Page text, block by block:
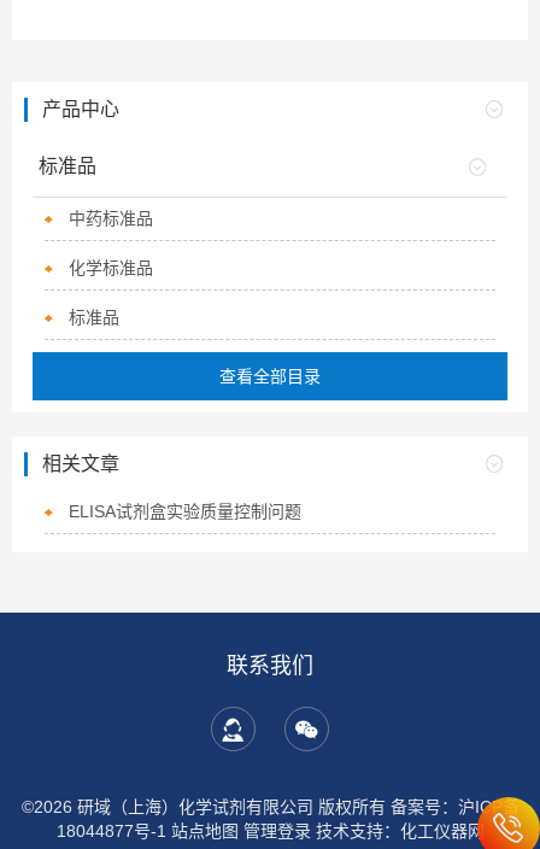
产品中心
标准品
中药标准品
化学标准品
标准品
查看全部目录
相关文章
ELISA试剂盒实验质量控制问题
联系我们
©2026 研域（上海）化学试剂有限公司 版权所有 备案号：沪ICP备
18044877号-1 站点地图 管理登录技术支持： 化工仪器网